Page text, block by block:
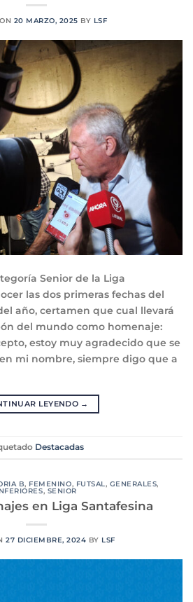
20 MARZO, 2025 BY LSF
Senior de la Liga
las dos primeras fechas del
año, certamen que cual llevará
del mundo como homenaje:
estoy muy agradecido que se
mi nombre, siempre digo que a
LEYENDO →
Destacadas
B, FEMENINO, FUTSAL, GENERALES,
, SENIOR
en Liga Santafesina
27 DICIEMBRE, 2024 BY LSF